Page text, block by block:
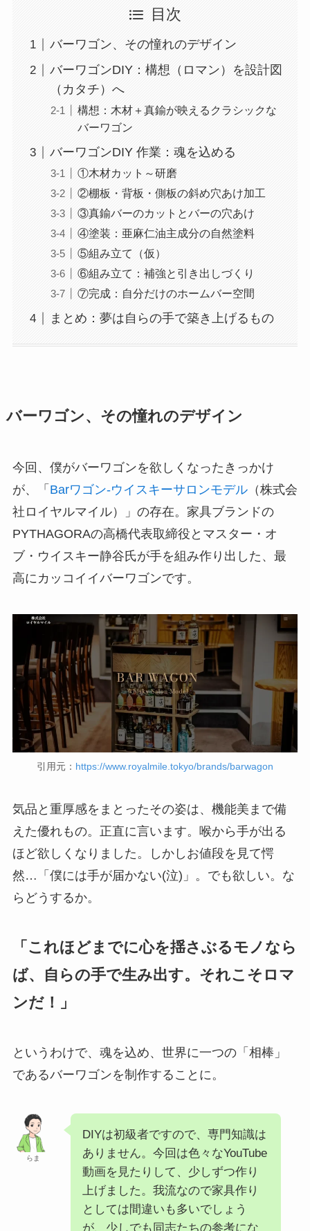
目次
バーワゴン、その憧れのデザイン
バーワゴンDIY：構想（ロマン）を設計図
（カタチ）へ
構想：木材＋真鍮が映えるクラシックな
バーワゴン
バーワゴンDIY 作業：魂を込める
①木材カット～研磨
②棚板・背板・側板の斜め穴あけ加工
③真鍮バーのカットとバーの穴あけ
④塗装：亜麻仁油主成分の自然塗料
⑤組み立て（仮）
⑥組み立て：補強と引き出しづくり
⑦完成：自分だけのホームバー空間
まとめ：夢は自らの手で築き上げるもの
バーワゴン、その憧れのデザイン
今回、僕がバーワゴンを欲しくなったきっかけ
が、「 Barワゴン-ウイスキーサロンモデル（株式会
社ロイヤルマイル）」の存在。家具ブランドの
PYTHAGORAの高橋代表取締役とマスター・オ
ブ・ウイスキー静谷氏が手を組み作り出した、最
高にカッコイイバーワゴンです。
引用元： https://www.royalmile.tokyo/brands/barwagon
気品と重厚感をまとったその姿は、機能美まで備
えた優れもの。正直に言います。喉から手が出る
ほど欲しくなりました。しかしお値段を見て愕
然…「僕には手が届かない(泣)」。でも欲しい。な
らどうするか。
「これほどまでに心を揺さぶるモノなら
ば、自らの手で生み出す。それこそロマ
ンだ！」
というわけで、魂を込め、世界に一つの「相棒」
であるバーワゴンを制作することに。
らま
DIYは初級者ですので、専門知識は
ありません。今回は色々なYouTube
動画を見たりして、少しずつ作り
上げました。我流なので家具作り
としては間違いも多いでしょう
が、少しでも同志たちの参考にな